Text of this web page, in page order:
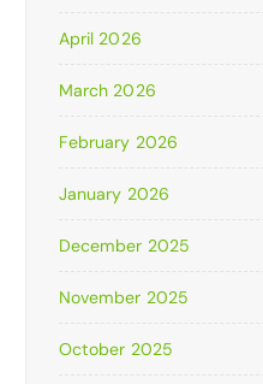
April 2026
March 2026
February 2026
January 2026
December 2025
November 2025
October 2025